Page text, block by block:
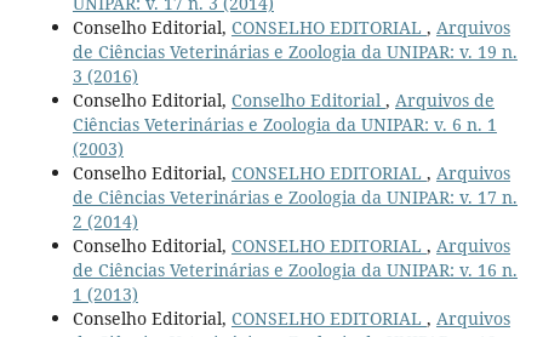
Conselho Editorial, CONSELHO EDITORIAL , Arquivos
de Ciências Veterinárias e Zoologia da UNIPAR: v. 19 n.
3 (2016)
Conselho Editorial, Conselho Editorial , Arquivos de
Ciências Veterinárias e Zoologia da UNIPAR: v. 6 n. 1
(2003)
Conselho Editorial, CONSELHO EDITORIAL , Arquivos
de Ciências Veterinárias e Zoologia da UNIPAR: v. 17 n.
2 (2014)
Conselho Editorial, CONSELHO EDITORIAL , Arquivos
de Ciências Veterinárias e Zoologia da UNIPAR: v. 16 n.
1 (2013)
Conselho Editorial, CONSELHO EDITORIAL , Arquivos